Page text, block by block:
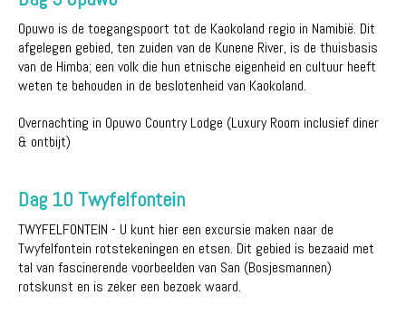
Opuwo is de toegangspoort tot de Kaokoland regio in Namibië. Dit
afgelegen gebied, ten zuiden van de Kunene River, is de thuisbasis
van de Himba; een volk die hun etnische eigenheid en cultuur heeft
weten te behouden in de beslotenheid van Kaokoland.
Overnachting in Opuwo Country Lodge (Luxury Room inclusief diner
& ontbijt)
Dag 10 Twyfelfontein
TWYFELFONTEIN - U kunt hier een excursie maken naar de
Twyfelfontein rotstekeningen en etsen. Dit gebied is bezaaid met
tal van fascinerende voorbeelden van San (Bosjesmannen)
rotskunst en is zeker een bezoek waard.